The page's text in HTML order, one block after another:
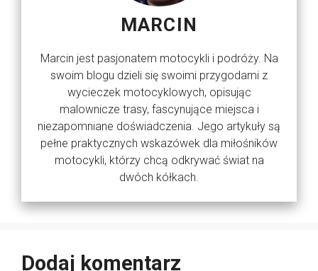
MARCIN
Marcin jest pasjonatem motocykli i podróży. Na
swoim blogu dzieli się swoimi przygodami z
wycieczek motocyklowych, opisując
malownicze trasy, fascynujące miejsca i
niezapomniane doświadczenia. Jego artykuły są
pełne praktycznych wskazówek dla miłośników
motocykli, którzy chcą odkrywać świat na
dwóch kółkach.
Dodaj komentarz